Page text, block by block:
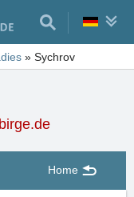
» Sychrov
Home